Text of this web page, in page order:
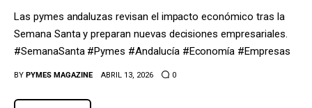
Las pymes andaluzas revisan el impacto económico tras la
Semana Santa y preparan nuevas decisiones empresariales.
#SemanaSanta #Pymes #Andalucía #Economía #Empresas
BY PYMES MAGAZINE ABRIL 13, 2026 0